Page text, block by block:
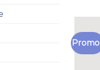
Promo